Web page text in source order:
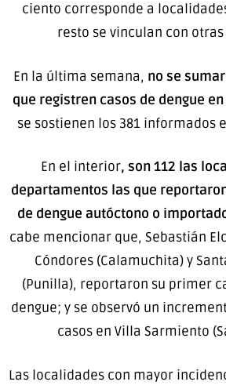
ciento corresponde a
resto se vinculan con
En la última semana, no se
que registren casos de dengue
se sostienen los 381 informados
En el interior, son 112 las
departamentos las que
de dengue autóctono o
cabe mencionar que, Sebastián
Cóndores (Calamuchita) y
(Punilla), reportaron su primer
dengue; y se observó un
casos en Villa Sarmiento
Las localidades con mayor